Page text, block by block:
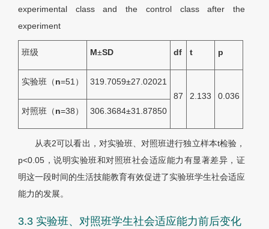
experimental class and the control class after the
experiment
班级 M±SD df t p
实验班（n=51）
319.7059±27.02021
87
2.133
0.036
对照班（n=38） 306.3684±31.87850
从表2可以看出，对实验班、对照班进行独立样本t检验，
p<0.05，说明实验班和对照班社会适应能力有显著差异，证
明这一段时间的生活技能教育有效促进了实验班学生社会适应
能力的发展。
3.3 实验班、对照班学生社会适应能力前后变化